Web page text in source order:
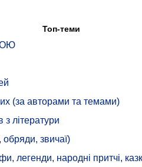
Топ-теми
(за авторами та темами)
літератури
обряди, звичаї)
легенди, народні притчі,